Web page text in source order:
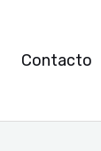
Contacto